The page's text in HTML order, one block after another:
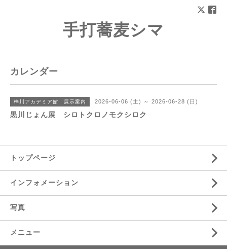
手打蕎麦シマ
カレンダー
梓川アカデミア館 展示案内 2026-06-06 (土) ～ 2026-06-28 (日)
黒川じょん展 シロトクロノモクシロク
トップページ
インフォメーション
写真
メニュー